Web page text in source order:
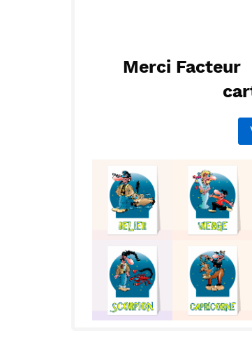
Merci Facteur